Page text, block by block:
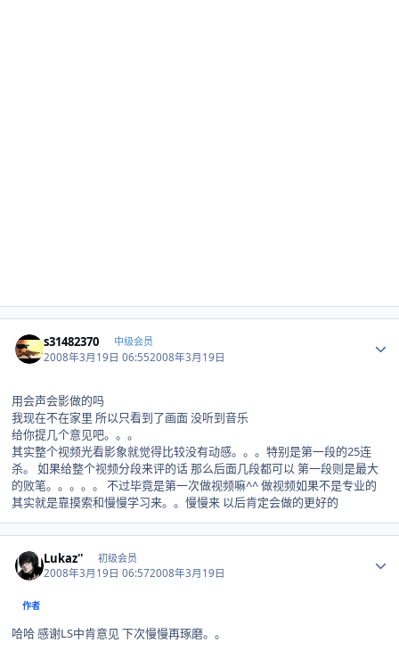
s31482370 中级会员
2008年3月19日 06:552008年3月19日
用会声会影做的吗
我现在不在家里 所以只看到了画面 没听到音乐
给你提几个意见吧。。。
其实整个视频光看影象就觉得比较没有动感。。。特别是第一段的25连
杀。 如果给整个视频分段来评的话 那么后面几段都可以 第一段则是最大
的败笔。。。。。 不过毕竟是第一次做视频嘛^^ 做视频如果不是专业的
其实就是靠摸索和慢慢学习来。。慢慢来 以后肯定会做的更好的
Lukaz'' 初级会员
2008年3月19日 06:572008年3月19日
作者
哈哈 感谢LS中肯意见 下次慢慢再琢磨。。